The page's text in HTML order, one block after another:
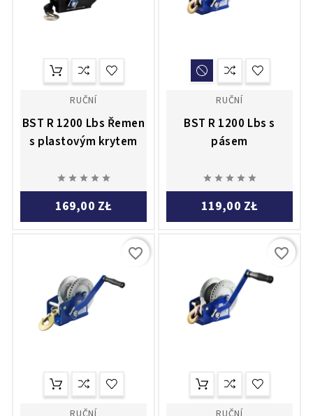
RUČNÍ
BST R 1200 Lbs Řemen
s plastovým krytem
    
169,00 ZŁ
RUČNÍ
BST R 1200 Lbs s
pásem
    
119,00 ZŁ
favorite_border favorite_border